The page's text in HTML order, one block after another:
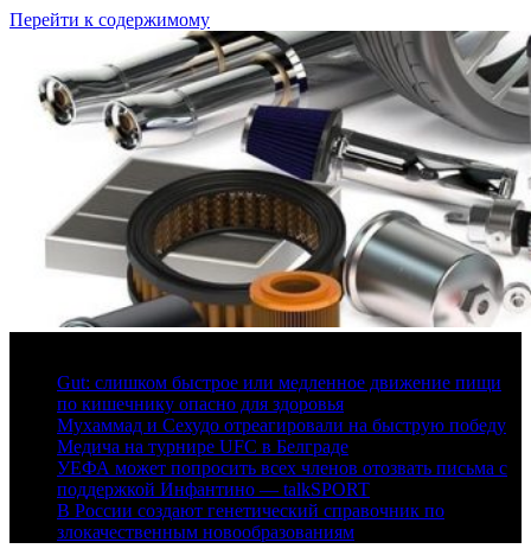
Перейти к содержимому
Gut: слишком быстрое или медленное движение пищи
по кишечнику опасно для здоровья
Мухаммад и Сехудо отреагировали на быструю победу
Медича на турнире UFC в Белграде
УЕФА может попросить всех членов отозвать письма с
поддержкой Инфантино — talkSPORT
В России создают генетический справочник по
злокачественным новообразованиям